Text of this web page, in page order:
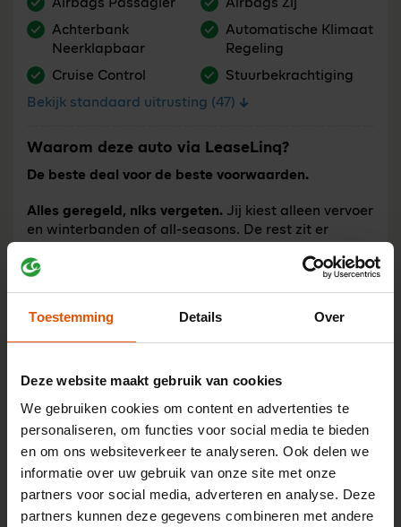
Toestemming Details Over
Deze website maakt gebruik van cookies
We gebruiken cookies om content en advertenties te
personaliseren, om functies voor social media te bieden
en om ons websiteverkeer te analyseren. Ook delen we
informatie over uw gebruik van onze site met onze
partners voor social media, adverteren en analyse. Deze
partners kunnen deze gegevens combineren met andere
Airbags Passagier
Airbags Zij
Achterbank
Neerklapbaar
Automatische Klimaat
Regeling
Cruise Control
Stuurbekrachtiging
Bekijk standaard uitrusting (47)
Waarom deze auto via LeaseLinq?
De beste deal voor de beste voorwaarden.
Alles geregeld, niks vergeten. Jij kiest alleen vervoer
en winterbanden of all-seasons. De rest zit er
Onze belofte aan jou
Echt ontzorgd- problemen met de
Een aanspreekpunt
- jouw vaste team
Eerlijk afrekenen- geen tussentijdse
hercalculatie bij verandering
jaarkilometrage
Flexibel schakelen- andere behoefte? Wij